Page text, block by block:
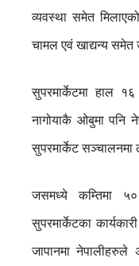
व्यवस्था समेत
चामल एवं खाद्यन्य
सुपरमार्केटमा हाल
नागोयाकै ओबुमा पनि
सुपरमार्केट सञ्चालनमा
जसमध्ये कम्तिमा
सुपरमार्केटका
जापानमा नेपालीहरुले